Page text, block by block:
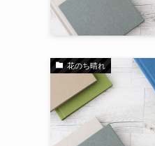
花のち晴れ